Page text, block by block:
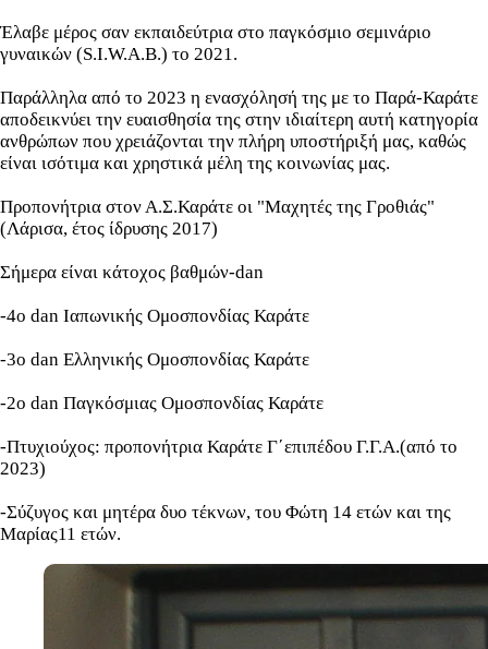
Έλαβε μέρος σαν εκπαιδεύτρια στο παγκόσμιο σεμινάριο
γυναικών (S.I.W.A.B.) το 2021.
Παράλληλα από το 2023 η ενασχόλησή της με το Παρά-Καράτε
αποδεικνύει την ευαισθησία της στην ιδιαίτερη αυτή κατηγορία
ανθρώπων που χρειάζονται την πλήρη υποστήριξή μας, καθώς
είναι ισότιμα και χρηστικά μέλη της κοινωνίας μας.
Προπονήτρια στον Α.Σ.Καράτε οι "Μαχητές της Γροθιάς"
(Λάρισα, έτος ίδρυσης 2017)
Σήμερα είναι κάτοχος βαθμών-dan
-4o dan Ιαπωνικής Ομοσπονδίας Καράτε
-3o dan Ελληνικής Ομοσπονδίας Καράτε
-2o dan Παγκόσμιας Ομοσπονδίας Καράτε
-Πτυχιούχος: προπονήτρια Καράτε Γ΄επιπέδου Γ.Γ.Α.(από το
2023)
-Σύζυγος και μητέρα δυο τέκνων, του Φώτη 14 ετών και της
Μαρίας11 ετών.